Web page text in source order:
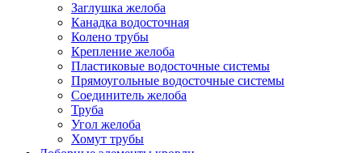
Заглушка желоба
Канадка водосточная
Колено трубы
Крепление желоба
Пластиковые водосточные системы
Прямоугольные водосточные системы
Соединитель желоба
Труба
Угол желоба
Хомут трубы